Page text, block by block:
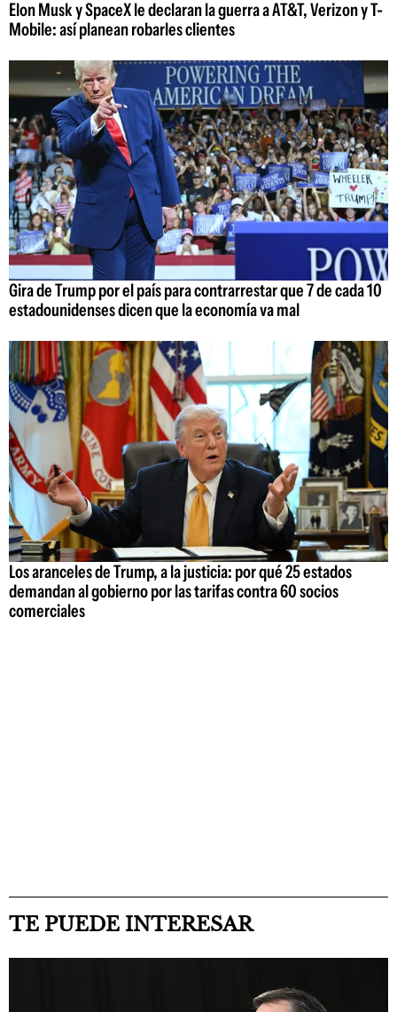
Elon Musk y SpaceX le declaran la guerra a AT&T, Verizon y T-
Mobile: así planean robarles clientes
Gira de Trump por el país para contrarrestar que 7 de cada 10
estadounidenses dicen que la economía va mal
Los aranceles de Trump, a la justicia: por qué 25 estados
demandan al gobierno por las tarifas contra 60 socios
comerciales
TE PUEDE INTERESAR